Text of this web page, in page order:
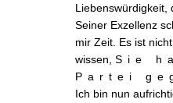
Liebenswürdigkeit,
Seiner Exzellenz
mir Zeit. Es ist
wissen,Sie
Partei
Ich bin nun